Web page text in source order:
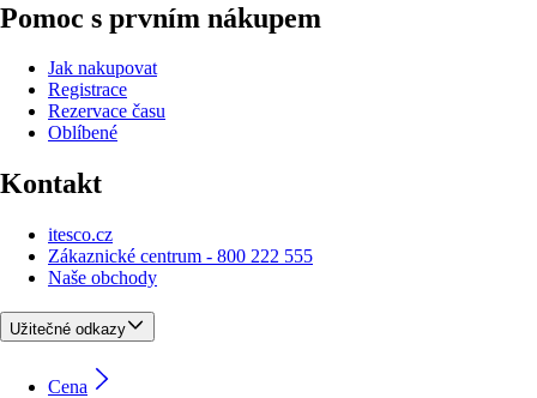
Pomoc s prvním nákupem
Jak nakupovat
Registrace
Rezervace času
Oblíbené
Kontakt
itesco.cz
Zákaznické centrum - 800 222 555
Naše obchody
Užitečné odkazy
Cena